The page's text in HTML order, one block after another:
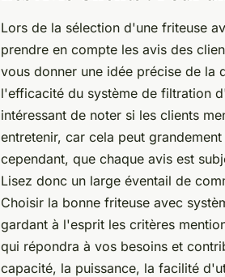
Lors de la sélection d'une friteuse
prendre en compte les avis des
vous donner une idée précise de la
l'efficacité du système de filtration
intéressant de noter si les clients
entretenir, car cela peut
cependant, que chaque avis est
Lisez donc un large éventail de
Choisir la bonne friteuse avec
gardant à l'esprit les critères
qui répondra à vos besoins et
capacité, la puissance, la facilité